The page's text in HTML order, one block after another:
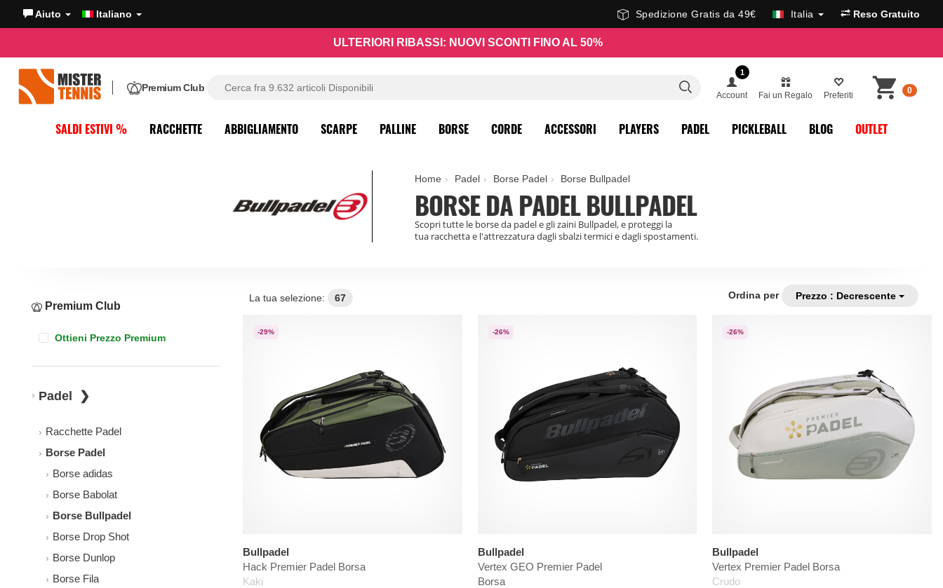
Aiuto Italiano Spedizione Gratis da 49€ Italia Reso Gratuito
ULTERIORI RIBASSI: NUOVI SCONTI FINO AL 50%
Premium Club
1
Account Fai un Regalo Preferiti 0
SALDI ESTIVI % RACCHETTE ABBIGLIAMENTO SCARPE PALLINE BORSE CORDE ACCESSORI PLAYERS PADEL PICKLEBALL BLOG OUTLET
Home Padel Borse Padel Borse Bullpadel
BORSE DA PADEL BULLPADEL
Scopri tutte le borse da padel e gli zaini Bullpadel, e proteggi la
tua racchetta e l'attrezzatura dagli sbalzi termici e dagli spostamenti.
Premium Club
Ottieni Prezzo Premium
Padel
Racchette Padel
Borse Padel
Borse adidas
Borse Babolat
Borse Bullpadel
Borse Drop Shot
Borse Dunlop
Borse Fila
Ordina per Prezzo : Decrescente
La tua selezione: 67
-29%
Bullpadel
Hack Premier Padel Borsa
Kaki
-26%
Bullpadel
Vertex GEO Premier Padel
Borsa
-26%
Bullpadel
Vertex Premier Padel Borsa
Crudo